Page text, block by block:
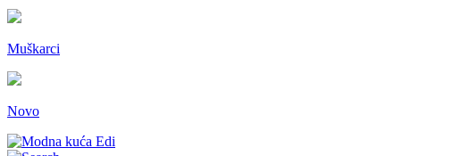
Muškarci
Novo